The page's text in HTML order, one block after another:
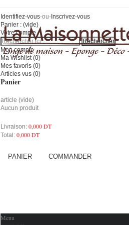
Identifiez-vous-ou- Inscrivez-vous
Panier : (vide)
Votre compte
Mon compte
Ma Wishlist (0)
Mes favoris (0)
Articles vus (0)
Panier
article (vide)
Aucun produit
Livraison: 0,000 DT
Total: 0,000 DT
PANIER COMMANDER
Menu